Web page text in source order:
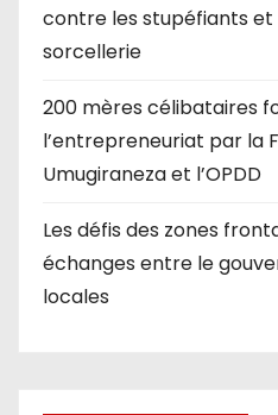
contre les stupéfiants et
sorcellerie
200 mères célibataires
l’entrepreneuriat par la
Umugiraneza et l’OPDD
Les défis des zones
échanges entre le
locales